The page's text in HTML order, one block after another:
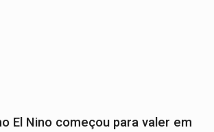
El Nino começou para valer em